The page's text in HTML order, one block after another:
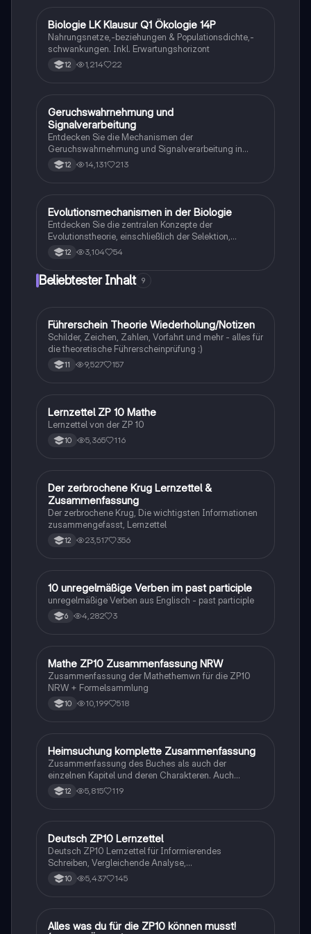
Signalübertragung und die Auswirkungen von
Neurotoxinen. Ideal für Studierende der Neurobiologie
und verwandter Fächer.
Biologie
Biologie LK Klausur Q1 Ökologie 14P
Nahrungsnetze,-beziehungen & Populationsdichte,-
schwankungen. Inkl. Erwartungshorizont
12 1,214 22
Biologie
Geruchswahrnehmung und
Signalverarbeitung
Entdecken Sie die Mechanismen der
Geruchswahrnehmung und Signalverarbeitung in
Nervenzellen. Diese Übungsaufgaben für das
mündliche Abitur in Neurobiologie behandeln
Studierende, die sich auf Prüfungen vorbereiten.
12 14,131 213
Biologie
Evolutionsmechanismen in der Biologie
Entdecken Sie die zentralen Konzepte der
Evolutionstheorie, einschließlich der Selektion,
Isolationsmechanismen und Evolutionsfaktoren wie
Mutation und Rekombination. Diese
die verschiedenen Selektionsarten und die
im Grundkurs.
12 3,104 54
Beliebtester Inhalt 9
Lerntipps
Führerschein Theorie Wiederholung/Notizen
Schilder, Zeichen, Zahlen, Vorfahrt und mehr - alles für
die theoretische Führerscheinprüfung :)
11 9,527 157
Mathe
Lernzettel ZP 10 Mathe
Lernzettel von der ZP 10
10 5,365 116
Deutsch
Der zerbrochene Krug Lernzettel &
Zusammenfassung
Der zerbrochene Krug, Die wichtigsten Informationen
zusammengefasst, Lernzettel
12 23,517 356
1 Englisch
10 unregelmäßige Verben im past participle
unregelmäßige Verben aus Englisch - past participle
6 4,282 3
Mathe
Mathe ZP10 Zusammenfassung NRW
Zusammenfassung der Mathethemwn für die ZP10
NRW + Formelsammlung
10 10,199 518
Deutsch
Heimsuchung komplette Zusammenfassung
Zusammenfassung des Buches als auch der
einzelnen Kapitel und deren Charakteren. Auch
tabellarisch. Im Unterricht ohne KI erstellt
12 5,815 119
Deutsch
Deutsch ZP10 Lernzettel
Deutsch ZP10 Lernzettel für Informierendes
Schreiben, Vergleichende Analyse,
Sachtexte/Roman/Gedicht..
10 5,437 145
Mathe
Alles was du für die ZP10 können musst!